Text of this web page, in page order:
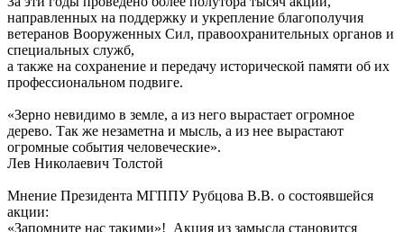
направленных на поддержку и укрепление благополучия
ветеранов Вооруженных Сил, правоохранительных органов и
специальных служб,
а также на сохранение и передачу исторической памяти об их
профессиональном подвиге.
«Зерно невидимо в земле, а из него вырастает огромное
дерево. Так же незаметна и мысль, а из нее вырастают
огромные события человеческие».
Лев Николаевич Толстой
Мнение Президента МГППУ Рубцова В.В. о состоявшейся
акции:
«Запомните нас такими»! Акция из замысла становится